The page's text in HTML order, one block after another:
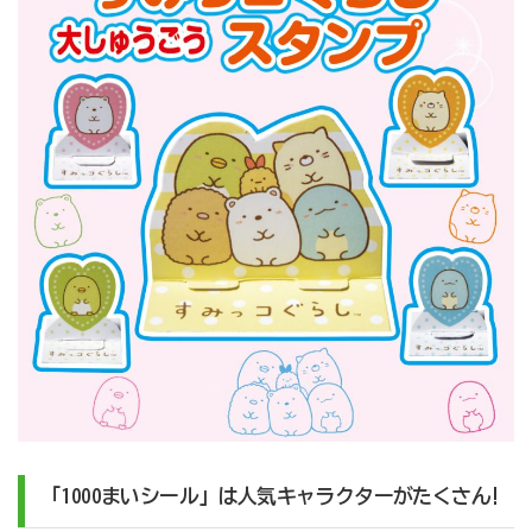
「1000まいシール」は人気キャラクターがたくさん!